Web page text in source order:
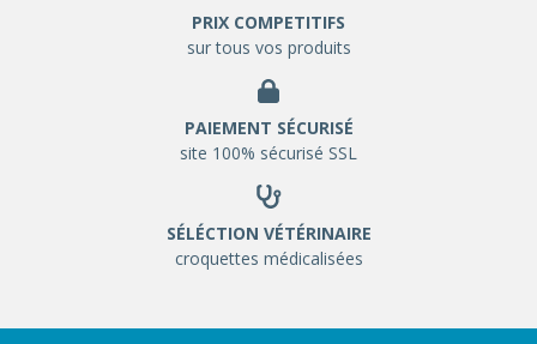
PRIX COMPETITIFS
sur tous vos produits
PAIEMENT SÉCURISÉ
site 100% sécurisé SSL
SÉLÉCTION VÉTÉRINAIRE
croquettes médicalisées